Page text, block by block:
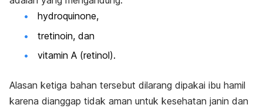
hydroquinone,
tretinoin, dan
vitamin A (retinol).
Alasan ketiga bahan tersebut dilarang dipakai ibu hamil
karena dianggap tidak aman untuk kesehatan janin dan